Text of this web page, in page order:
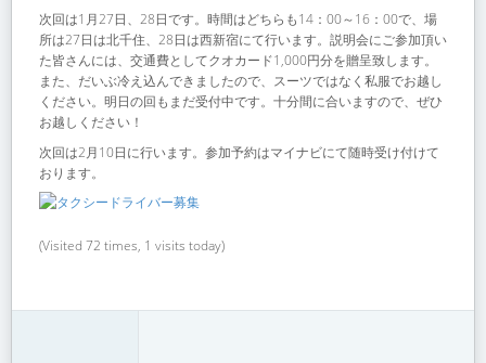
次回は1月27日、28日です。時間はどちらも14：00～16：00で、場
所は27日は北千住、28日は西新宿にて行います。説明会にご参加頂い
た皆さんには、交通費としてクオカード1,000円分を贈呈致します。
また、だいぶ冷え込んできましたので、スーツではなく私服でお越し
ください。明日の回もまだ受付中です。十分間に合いますので、ぜひ
お越しください！
次回は2月10日に行います。参加予約はマイナビにて随時受け付けて
おります。
(Visited 72 times, 1 visits today)